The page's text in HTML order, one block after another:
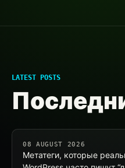
LATEST POSTS
08 AUGUST 2026
Метатеги, которые